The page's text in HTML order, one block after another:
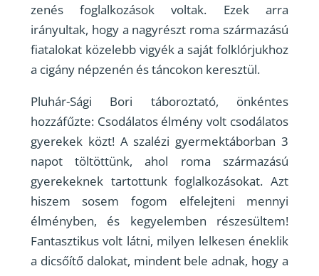
zenés foglalkozások voltak. Ezek arra
irányultak, hogy a nagyrészt roma származású
fiatalokat közelebb vigyék a saját folklórjukhoz
a cigány népzenén és táncokon keresztül.
Pluhár-Sági Bori táboroztató, önkéntes
hozzáfűzte: Csodálatos élmény volt csodálatos
gyerekek közt! A szalézi gyermektáborban 3
napot töltöttünk, ahol roma származású
gyerekeknek tartottunk foglalkozásokat. Azt
hiszem sosem fogom elfelejteni mennyi
élményben, és kegyelemben részesültem!
Fantasztikus volt látni, milyen lelkesen éneklik
a dicsőítő dalokat, mindent bele adnak, hogy a